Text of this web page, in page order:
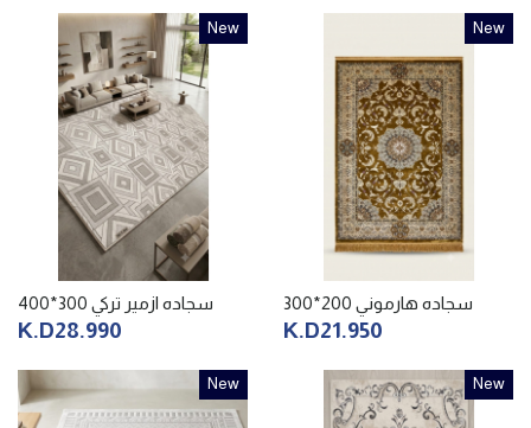
New
سجاده ازمير تركي 300*400
K.D28.990
New
سجاده هارموني 200*300
K.D21.950
New New